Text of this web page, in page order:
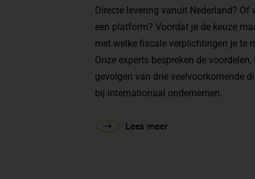
Directe levering vanuit Nederland? Of
een platform? Voordat je de keuze
met welke fiscale verplichtingen je te
Onze experts bespreken de
gevolgen van drie veelvoorkomende
bij internationaal ondernemen.
Lees meer